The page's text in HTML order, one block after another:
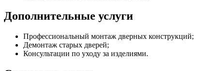
Дополнительные услуги
Профессиональный монтаж дверных конструкций;
Демонтаж старых дверей;
Консультации по уходу за изделиями.